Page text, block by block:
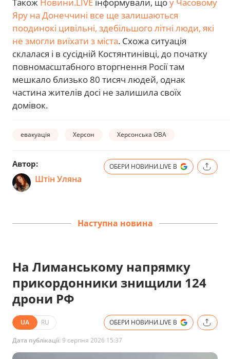
Також Новини.LIVE інформували, щоу Часовому
Яру на Донеччині все ще залишаються
поодинокі цивільні, здебільшого літні люди, які
не змогли виїхати з міста. Схожа ситуація
склалася і в сусідній Костянтинівці, до початку
повномасштабного вторгнення Росії там
мешкало близько 80 тисяч людей, однак
частина жителів досі не залишила своїх
домівок.
евакуація Херсон Херсонська ОВА
Автор:
Штін Уляна
ОБЕРИ НОВИНИ.LIVE В
Наступна новина
На Лиманському напрямку
прикордонники знищили 124
дрони РФ
UA RU ОБЕРИ НОВИНИ.LIVE В
Дата публікації:9 серпня 2026 15:37